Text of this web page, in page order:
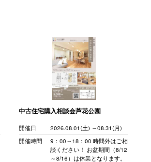
中古住宅購入相談会芦花公園
開催日
2026.08.01(土) ～08.31(月)
開催時間
9：00～18：00 時間外はご相
談ください！ お盆期間（8/12
～8/16）は休業となります。